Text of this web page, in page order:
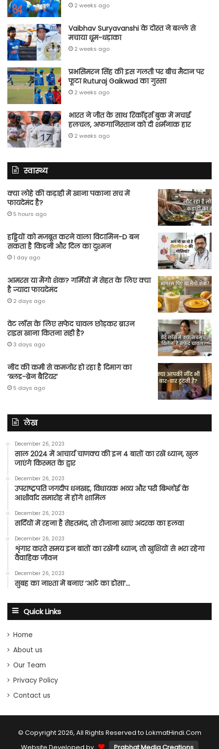
2 weeks ago
Vaibhav Suryavanshi के दोस्त ने बल्ले से
मचाया धूम-धड़ाका
2 weeks ago
प्रभसिमरन सिंह की इस गलती पर बीच मैदान पर
फूटा Ruturaj Gaikwad का गुस्सा
2 weeks ago
भारत ने जीत के साथ रिकॉर्ड्स बुक में मचाई
हलचल, अफगानिस्तान को दी शर्मनाक हार
2 weeks ago
स्वास्थ्य
क्या लोहे की कड़ाही में खाना पकाना सच में
फायदेमंद है?
5 hours ago
हड्डियों को मजबूत करने वाला विटामिन-D बन
सकता है किडनी और दिल का दुश्मन
1 day ago
आमरस या मैंगो शेक? गर्मियों में सेहत के लिए क्या
है ज्यादा फायदेमंद
2 days ago
वेट लॉस के लिए सफेद चावल छोड़कर ब्राउन
राइस खाना कितना सही है?
3 days ago
नींद की कमी से कमजोर हो रहा है दिमाग का
‘ब्लड-ब्रेन बैरियर’
5 days ago
लेख
December 26, 2023
साल 2024 में आचार्य चाणक्य की इन 4 बातों का रखें ध्यान, खुल
जाएंगे किस्मत के द्वार
December 26, 2023
उपराष्ट्रपति जगदीप धनखड़, विधायक भव्य और परी बिश्नोई के
आशीर्वाद समारोह में होंगे शामिल
December 26, 2023
सर्दियों में रहना है सेहतमंद, तो रोजाना खाएं अदरक का हलवा
December 26, 2023
शृंगार करते समय इन बातों का रखेंगी ध्यान, तो खुशियों से भरा रहेगा
वैवाहिक जीवन
December 26, 2023
सुबह का नाश्ता में बनाए ‘आटे का डोसा’…
Quick Links
Home
About us
Our Team
Privacy Policy
Contact us
© Copyright 2026, All Rights Reserved to LokmatHindi.Com
Website Developed by
Prabhat Media Creations